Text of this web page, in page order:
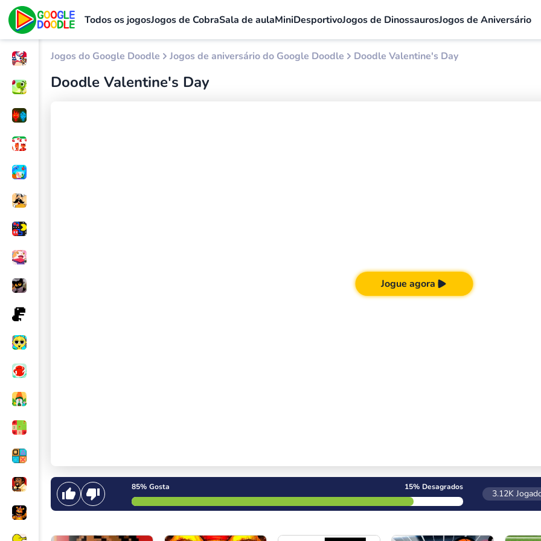
Todos os jogosJogos de CobraSala de aulaMiniDesportivoJogos de DinossaurosJogos de Aniversário
Jogos do Google Doodle Jogos de aniversário do Google Doodle Doodle Valentine's Day
Doodle Valentine's Day
Jogue agora
85% Gosta 15% Desagrados
3.12K